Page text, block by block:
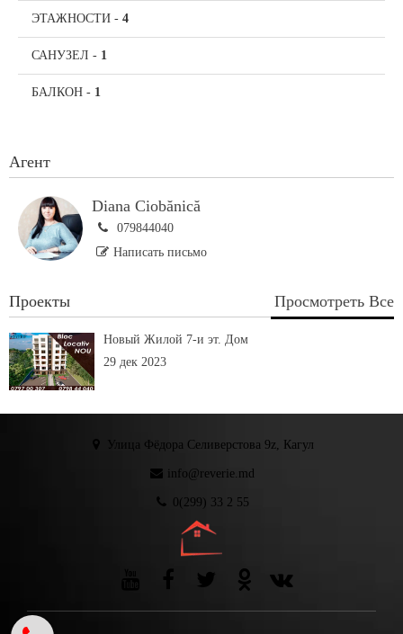
ЭТАЖНОСТИ - 4
САНУЗЕЛ - 1
БАЛКОН - 1
Агент
Diana Ciobănică
079844040
Написать письмо
Проекты Просмотреть Все
Новый Жилой 7-и эт. Дом
29 дек 2023
Улица Фёдора Селиверстова 9z, Кагул
info@reverie.md
0(299) 33 2 55